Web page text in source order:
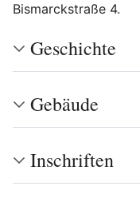
Bismarckstraße 4.
Geschichte
Gebäude
Inschriften